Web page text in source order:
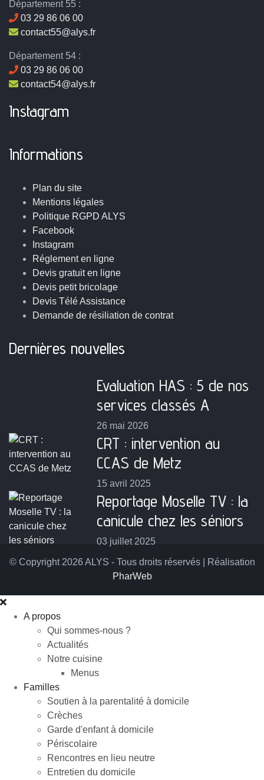
Département 55 :
03 29 86 06 00
contact55@alys.fr
Département 54 :
03 29 86 06 00
contact54@alys.fr
Instagram
Informations
Plan du site
Mentions légales
Politique RGPD ALYS
Facebook
Instagram
Réglement en ligne
Devis gratuit en ligne
Devis petit bricolage
Devis Télé Assistance
Demande de résiliation de contrat
Dernières nouvelles
Evaluation HAS : 5 de nos
services classés A
26 mai 2026
CRT : intervention au
CCAS de Metz
15 avril 2025
Reportage Moselle TV : la
canicule chez les séniors
03 juillet 2025
© Copyright 2026 ALYS - Tous droits réservés | Réalisation
PharWeb
A propos
Qui sommes-nous ?
Actualités
Notre cuisine
Menus
Familles
Soutien à la parentalité à domicile
Crèches
Garde d'enfant à domicile
Périscolaire
Rencontres en lieu neutre
Entretien du domicile